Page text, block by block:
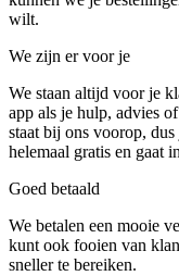
wilt.
We zijn er voor je
We staan altijd voor je
app als je hulp, advies
staat bij ons voorop,
helemaal gratis en gaat
Goed betaald
We betalen een mooie
kunt ook fooien van
sneller te bereiken.